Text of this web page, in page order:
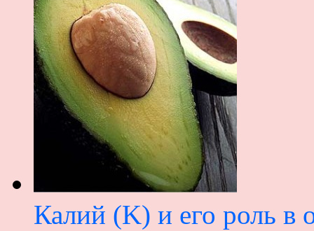
Калий (K) и его роль в